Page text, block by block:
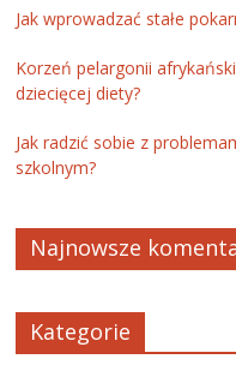
Jak wprowadzać stałe
Korzeń pelargonii
dziecięcej diety?
Jak radzić sobie z
szkolnym?
Najnowsze
Kategorie